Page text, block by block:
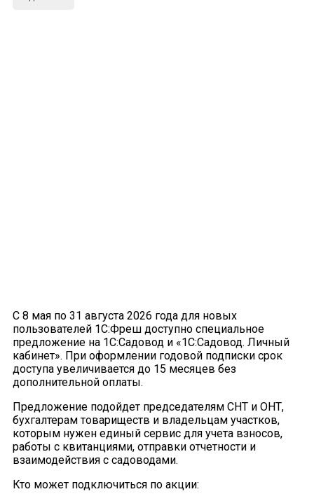
С 8 мая по 31 августа 2026 года для новых
пользователей 1С:Фреш доступно специальное
предложение на 1С:Садовод и «1С:Садовод. Личный
кабинет». При оформлении годовой подписки срок
доступа увеличивается до 15 месяцев без
дополнительной оплаты.
Предложение подойдет председателям СНТ и ОНТ,
бухгалтерам товариществ и владельцам участков,
которым нужен единый сервис для учета взносов,
работы с квитанциями, отправки отчетности и
взаимодействия с садоводами.
Кто может подключиться по акции: